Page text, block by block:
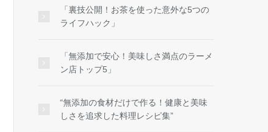
「裏技公開！お茶を使った意外な5つの
ライフハック」
「無添加で安心！美味しさ満点のラーメ
ン店トップ5」
“無添加の食材だけで作る！健康と美味
しさを追求した料理レシピ集”